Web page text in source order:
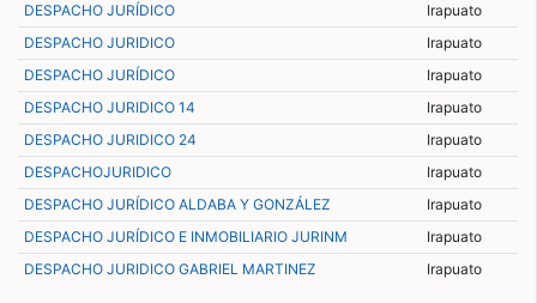
DESPACHO JURÍDICO
Irapuato
DESPACHO JURIDICO
Irapuato
DESPACHO JURÍDICO
Irapuato
DESPACHO JURIDICO 14
Irapuato
DESPACHO JURIDICO 24
Irapuato
DESPACHOJURIDICO
Irapuato
DESPACHO JURÍDICO ALDABA Y GONZÁLEZ
Irapuato
DESPACHO JURÍDICO E INMOBILIARIO JURINM
Irapuato
DESPACHO JURIDICO GABRIEL MARTINEZ
Irapuato